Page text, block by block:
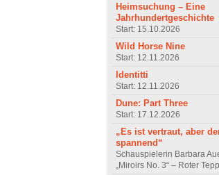
Heimsuchung – Eine
Jahrhundertgeschichte
Start: 15.10.2026
Wild Horse Nine
Start: 12.11.2026
Identitti
Start: 12.11.2026
Dune: Part Three
Start: 17.12.2026
„Es ist vertraut, aber
spannend“
Schauspielerin Barbara
„Miroirs No. 3“ – Roter